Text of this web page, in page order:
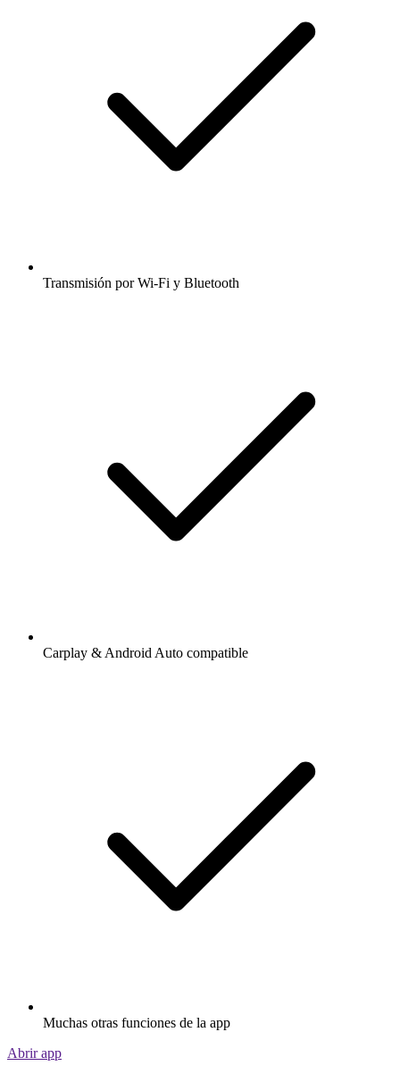
Transmisión por Wi-Fi y Bluetooth
Carplay & Android Auto compatible
Muchas otras funciones de la app
Abrir app